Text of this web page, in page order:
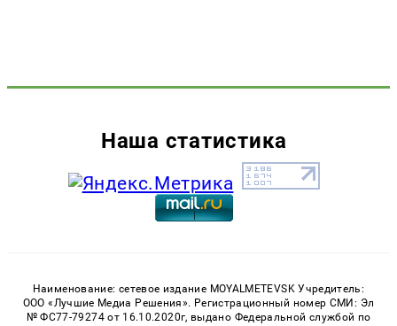
Наша статистика
Наименование: сетевое издание MOYALMETEVSK Учредитель:
ООО «Лучшие Медиа Решения». Регистрационный номер СМИ: Эл
№ ФС77-79274 от 16.10.2020г, выдано Федеральной службой по